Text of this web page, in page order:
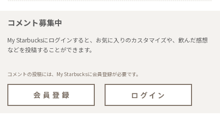
コメント募集中
My Starbucksにログインすると、お気に入りのカスタマイズや、飲んだ感想
などを投稿することができます。
コメントの投稿には、My Starbucksに会員登録が必要です。